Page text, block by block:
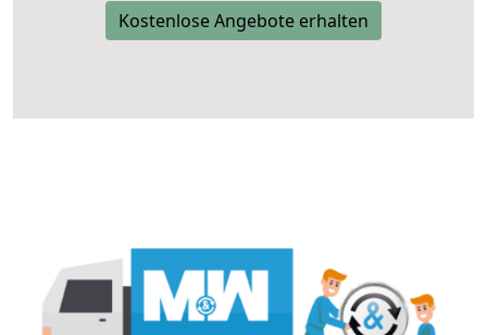
Kostenlose Angebote erhalten